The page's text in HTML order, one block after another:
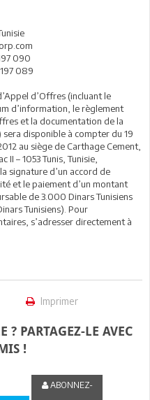
090
197 089
d’Offres (incluant le
d’information, le règlement
et la documentation de la
disponible à compter du 19
au siège de Carthage Cement,
II – 1053 Tunis, Tunisie,
signature d’un accord de
et le paiement d’un montant
de 3.000 Dinars Tunisiens
Tunisiens). Pour
s’adresser directement à
Imprimer
? PARTAGEZ-LE AVEC
!
ABONNEZ-